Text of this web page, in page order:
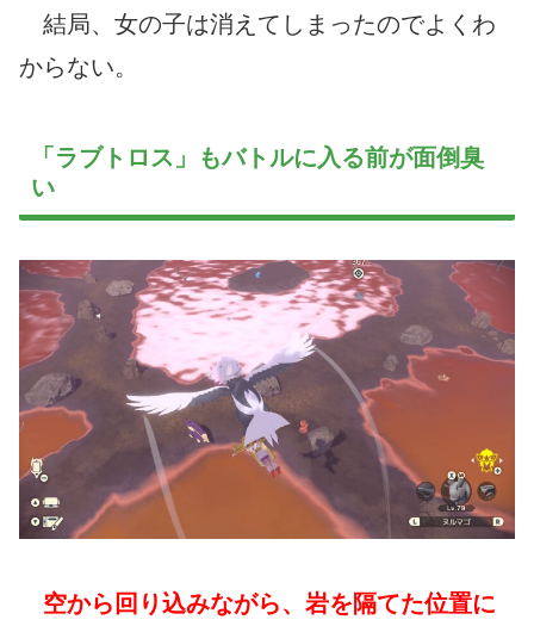
結局、女の子は消えてしまったのでよくわ
からない。
「ラブトロス」もバトルに入る前が面倒臭
い
空から回り込みながら、岩を隔てた位置に